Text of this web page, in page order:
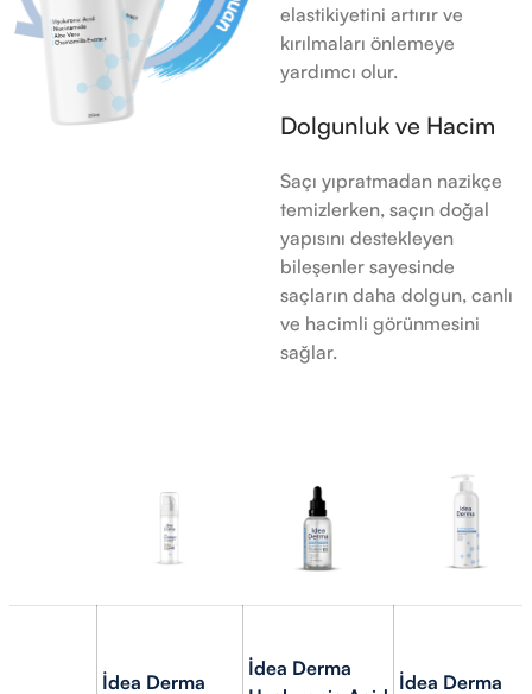
elastikiyetini artırır ve
kırılmaları önlemeye
yardımcı olur.
Dolgunluk ve Hacim
Saçı yıpratmadan nazikçe
temizlerken, saçın doğal
yapısını destekleyen
bileşenler sayesinde
saçların daha dolgun, canlı
ve hacimli görünmesini
sağlar.
İdea Derma
İdea Derma
İdea Derma